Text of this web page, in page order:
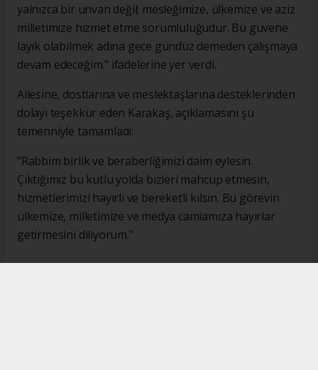
yalnızca bir unvan değil; mesleğimize, ülkemize ve aziz
milletimize hizmet etme sorumluluğudur. Bu güvene
layık olabilmek adına gece gündüz demeden çalışmaya
devam edeceğim." ifadelerine yer verdi.
Ailesine, dostlarına ve meslektaşlarına desteklerinden
dolayı teşekkür eden Karakaş, açıklamasını şu
temenniyle tamamladı:
"Rabbim birlik ve beraberliğimizi daim eylesin.
Çıktığımız bu kutlu yolda bizleri mahcup etmesin,
hizmetlerimizi hayırlı ve bereketli kılsın. Bu görevin
ülkemize, milletimize ve medya camiamıza hayırlar
getirmesini diliyorum."